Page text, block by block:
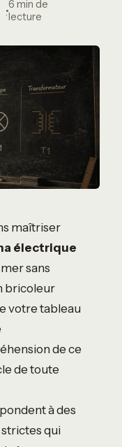
·
6 min de
lecture
maîtriser
électrique
sans
bricoleur
votre tableau
de ce
de toute
à des
qui